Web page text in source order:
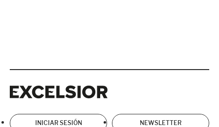
INICIAR SESIÓN NEWSLETTER